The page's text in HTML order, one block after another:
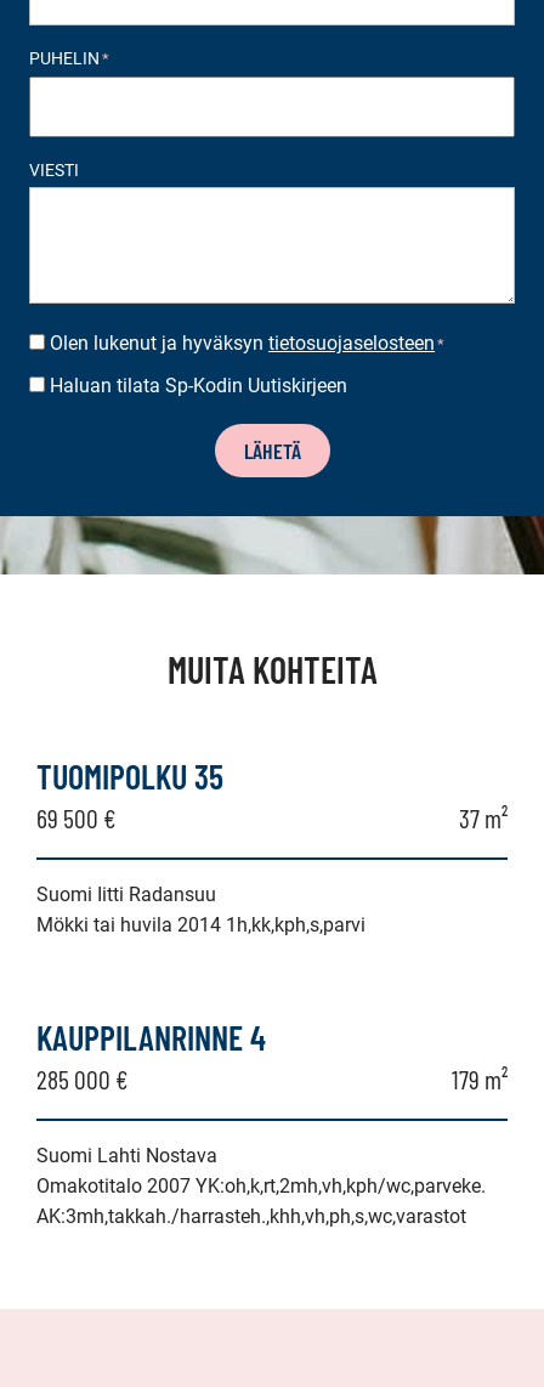
PUHELIN *
VIESTI
SUOSTUMUS*
Olen lukenut ja hyväksyn tietosuojaselosteen *
UUTISKIRJEEN
Haluan tilata Sp-Kodin Uutiskirjeen
LÄHETÄ
MUITA KOHTEITA
TUOMIPOLKU 35
69 500 € 37 m²
Suomi Iitti Radansuu
Mökki tai huvila 2014 1h,kk,kph,s,parvi
KAUPPILANRINNE 4
285 000 € 179 m²
Suomi Lahti Nostava
Omakotitalo 2007 YK:oh,k,rt,2mh,vh,kph/wc,parveke.
AK:3mh,takkah./harrasteh.,khh,vh,ph,s,wc,varastot